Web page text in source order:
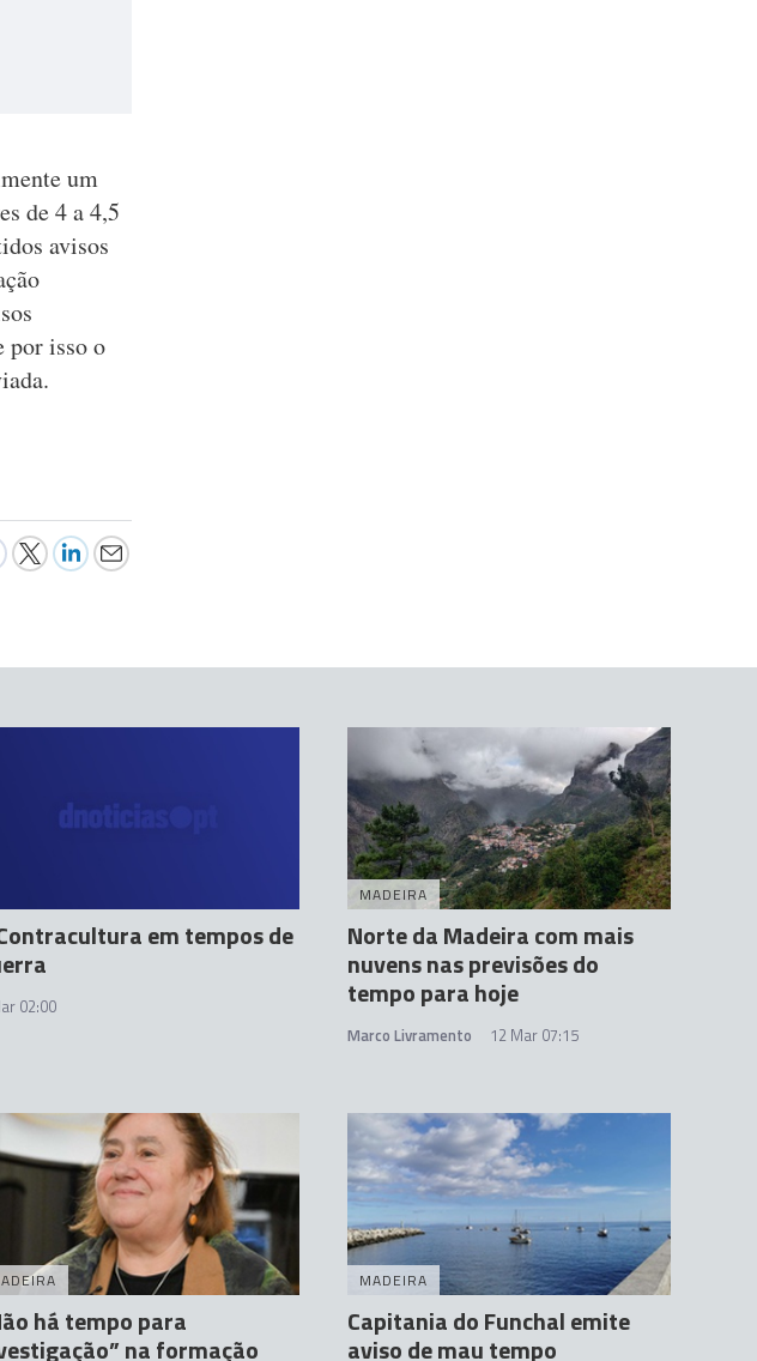
um
de 4 a 4,5
avisos
por isso o
em tempos de
02:00
MADEIRA
Norte da Madeira com mais
nuvens nas previsões do
tempo para hoje
Marco Livramento 12 Mar 07:15
há tempo para
na formação
MADEIRA
Capitania do Funchal emite
aviso de mau tempo